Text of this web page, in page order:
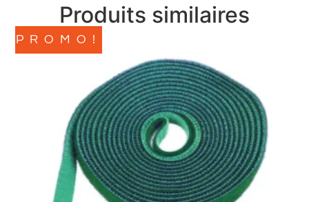
Produits similaires
PROMO!